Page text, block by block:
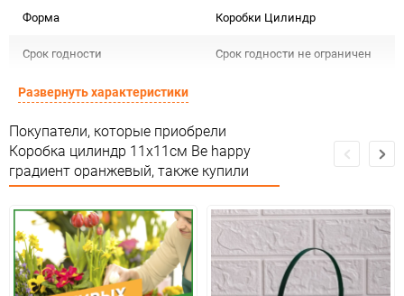
Форма Коробки Цилиндр
Срок годности Срок годности не ограничен
Предназначение товара
Сертификация
Подлежит декларации о
соответствии ЕАС
Особые условия Особых условий не требует
Минимальное количество 1
Количество в коробке 144
Единица измерения шт
Развернуть характеристики
Покупатели, которые приобрели
Коробка цилиндр 11х11см Be happy
градиент оранжевый, также купили